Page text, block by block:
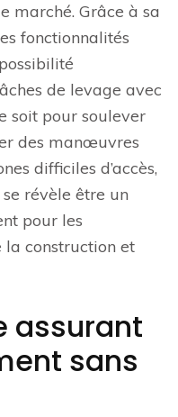
marché. Grâce à sa
fonctionnalités
de levage avec
soit pour soulever
des manœuvres
difficiles d’accès,
révèle être un
pour les
la construction et
assurant
sans